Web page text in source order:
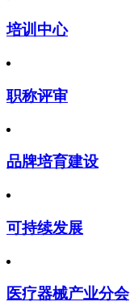
培训中心
职称评审
品牌培育建设
可持续发展
医疗器械产业分会